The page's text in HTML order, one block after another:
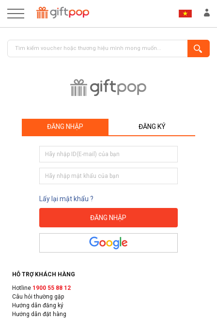
ĐĂNG NHẬP ĐĂNG KÝ
Lấy lại mật khẩu ?
HỖ TRỢ KHÁCH HÀNG
Hotline 1900 55 88 12
Câu hỏi thường gặp
Hướng dẫn đăng ký
Hướng dẫn đặt hàng